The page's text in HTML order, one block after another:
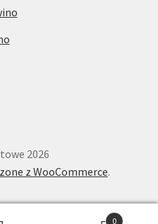
2026
z WooCommerce.
0